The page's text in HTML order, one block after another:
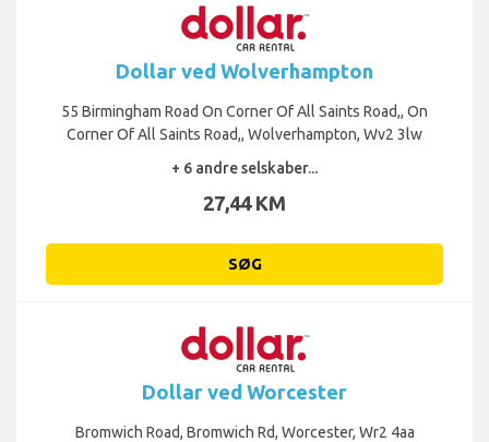
Dollar ved Wolverhampton
55 Birmingham Road On Corner Of All Saints Road,, On
Corner Of All Saints Road,, Wolverhampton, Wv2 3lw
+ 6 andre selskaber...
27,44 KM
SØG
Dollar ved Worcester
Bromwich Road, Bromwich Rd, Worcester, Wr2 4aa